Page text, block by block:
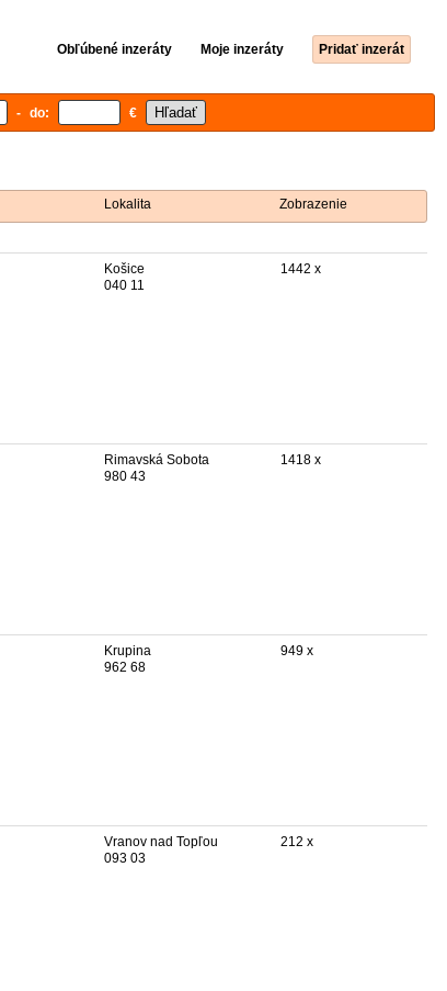
Obľúbené inzeráty Moje inzeráty Pridať inzerát
- do: €
Lokalita Zobrazenie
Košice
040 11
1442 x
Rimavská Sobota
980 43
1418 x
Krupina
962 68
949 x
Vranov nad Topľou
093 03
212 x